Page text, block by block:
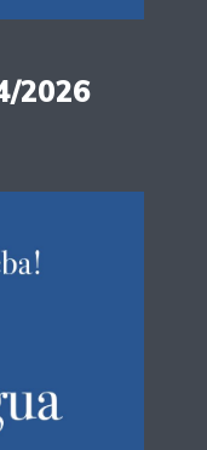
2026